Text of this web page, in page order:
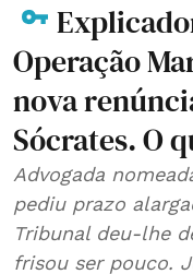
Operação
nova
Sócrates. O
Advogada
pediu prazo
Tribunal deu-lhe
frisou ser pouco.